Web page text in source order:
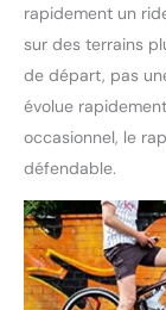
rapidement un
sur des terrains
de départ, pas
évolue
occasionnel, le
défendable.